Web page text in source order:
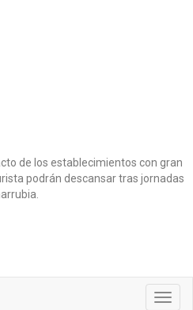
de los establecimientos con gran
podrán descansar tras jornadas
T